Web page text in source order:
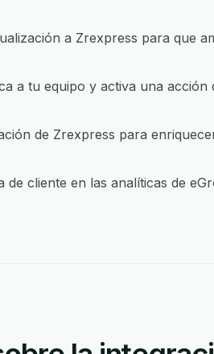
a Zrexpress para que
a tu equipo y activa una acción
de Zrexpress para
cliente en las analíticas de